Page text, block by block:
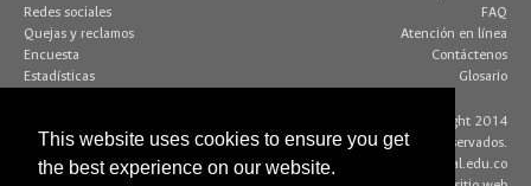
This website uses cookies to ensure you get
the best experience on our website.
Redes sociales
Quejas y reclamos
Encuesta
Estadísticas
FAQ
Atención en línea
Contáctenos
Glosario
Dirección
Edif. 205 - Of. 117
© Copyright 2014
Algunos derechos reservados.
editorweb_fchbog@unal.edu.co